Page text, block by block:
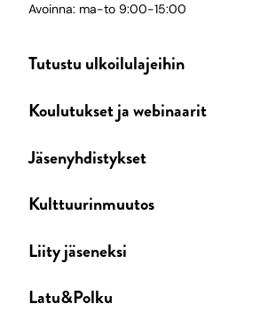
Avoinna: ma-to 9:00-15:00
Tutustu ulkoilulajeihin
Koulutukset ja webinaarit
Jäsenyhdistykset
Kulttuurinmuutos
Liity jäseneksi
Latu&Polku